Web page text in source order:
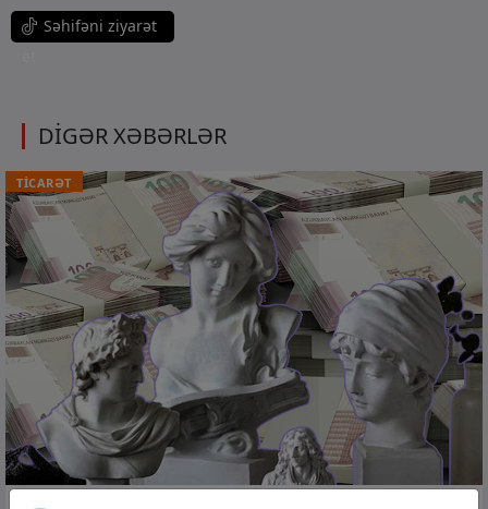
Səhifəni ziyarət
DİGƏR XƏBƏRLƏR
TİCARƏT